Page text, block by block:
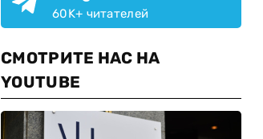
60K+ читателей
СМОТРИТЕ НАС НА
YOUTUBE